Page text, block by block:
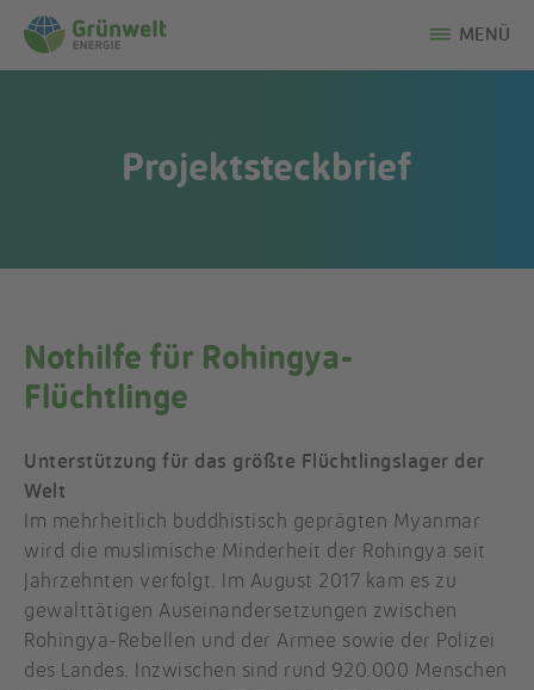
MENÜ
Projektsteckbrief
Nothilfe für Rohingya-
Flüchtlinge
Unterstützung für das größte Flüchtlingslager der
Welt
Im mehrheitlich buddhistisch geprägten Myanmar
wird die muslimische Minderheit der Rohingya seit
Jahrzehnten verfolgt. Im August 2017 kam es zu
gewalttätigen Auseinandersetzungen zwischen
Rohingya-Rebellen und der Armee sowie der Polizei
des Landes. Inzwischen sind rund 920.000 Menschen